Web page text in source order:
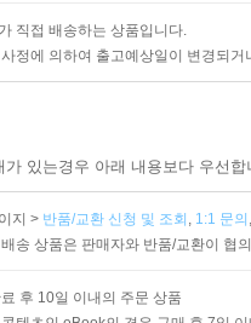
직접 배송하는 상품입니다.
정에 의하여 출고예상일이 변경되
있는경우 아래 내용보다 우선
지 > 반품/교환 신청 및 조회 , 1:1 문의 ,
송 상품은 판매자와 반품/교환이 협
후 10일 이내의 주문 상품